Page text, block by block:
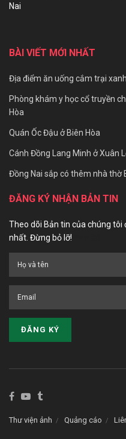
Nai
BÀI VIẾT MỚI NHẤT
Địa điểm ăn uống cắm trại
Phòng khám y học cổ truyền
Hòa
Quán Ốc Đậu ở Biên Hòa
Cánh Đồng Lang Minh ở Xuân
Đồng Nai sắp có thêm nhà thờ
ĐĂNG KÝ NHẬN BẢN TIN
Theo dõi Bản tin của chúng tôi
nhất. Đừng bỏ lỡ!
Thư viện ảnh Quảng cáo